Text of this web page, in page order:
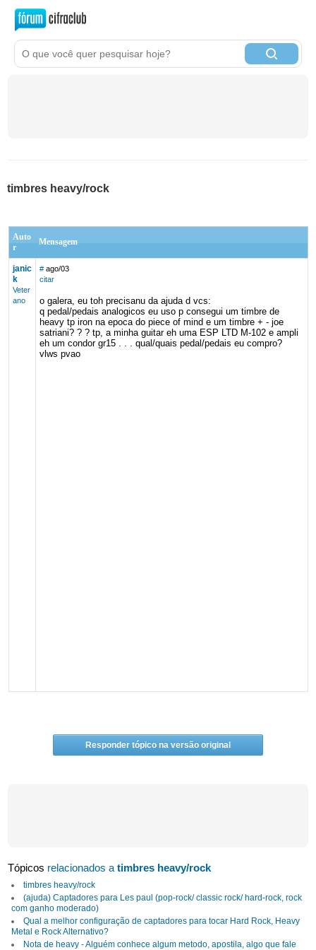
timbres heavy/rock
Auto
r
Mensagem
janic
k
Veter
ano
# ago/03
citar
o galera, eu toh precisanu da ajuda d vcs:
q pedal/pedais analogicos eu uso p consegui um timbre de
heavy tp iron na epoca do piece of mind e um timbre + - joe
satriani? ? ? tp, a minha guitar eh uma ESP LTD M-102 e ampli
eh um condor gr15 . . . qual/quais pedal/pedais eu compro?
vlws pvao
Responder tópico na versão original
Tópicos relacionados atimbres heavy/rock
timbres heavy/rock
(ajuda) Captadores para Les paul (pop-rock/ classic rock/ hard-rock, rock
com ganho moderado)
Qual a melhor configuração de captadores para tocar Hard Rock, Heavy
Metal e Rock Alternativo?
Nota de heavy - Alguém conhece algum metodo, apostila, algo que fale